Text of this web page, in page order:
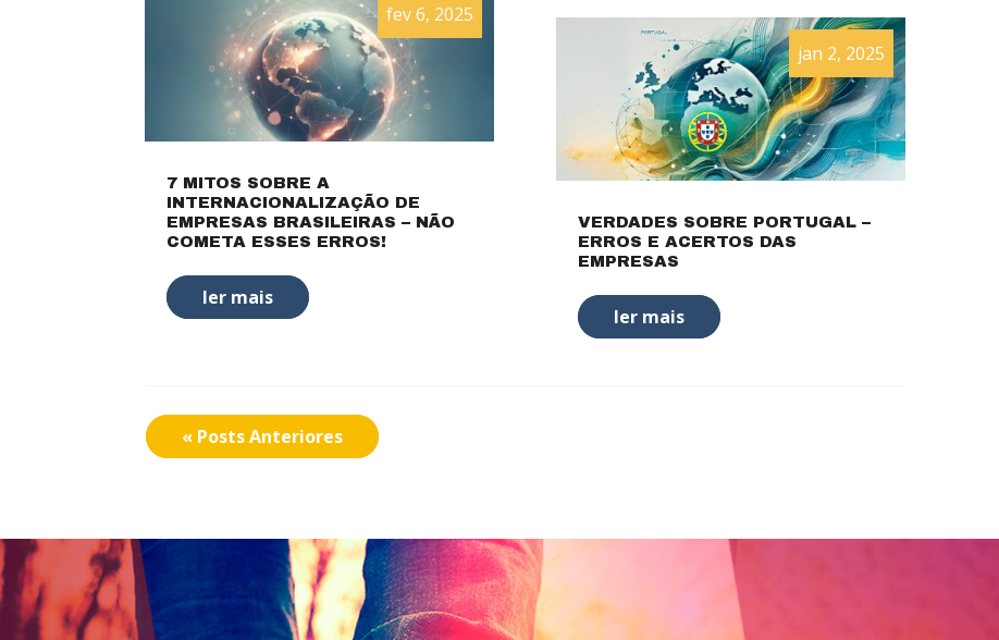
7 MITOS SOBRE A
INTERNACIONALIZAÇÃO DE
EMPRESAS BRASILEIRAS – NÃO
COMETA ESSES ERROS!
fev 6, 2025
ler mais
VERDADES SOBRE PORTUGAL –
ERROS E ACERTOS DAS
EMPRESAS
jan 2, 2025
ler mais
« Posts Anteriores